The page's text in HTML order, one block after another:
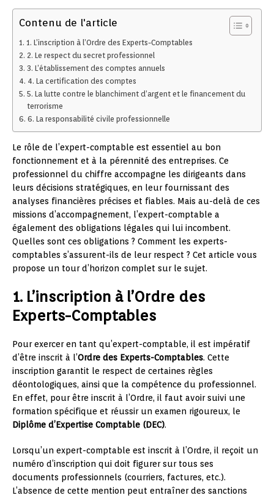
Contenu de l'article
1. L’inscription à l’Ordre des Experts-Comptables
2. Le respect du secret professionnel
3. L’établissement des comptes annuels
4. La certification des comptes
5. La lutte contre le blanchiment d’argent et le financement du
terrorisme
6. La responsabilité civile professionnelle
Le rôle de l’expert-comptable est essentiel au bon
fonctionnement et à la pérennité des entreprises. Ce
professionnel du chiffre accompagne les dirigeants dans
leurs décisions stratégiques, en leur fournissant des
analyses financières précises et fiables. Mais au-delà de ces
missions d’accompagnement, l’expert-comptable a
également des obligations légales qui lui incombent.
Quelles sont ces obligations ? Comment les experts-
comptables s’assurent-ils de leur respect ? Cet article vous
propose un tour d’horizon complet sur le sujet.
1. L’inscription à l’Ordre des
Experts-Comptables
Pour exercer en tant qu’expert-comptable, il est impératif
d’être inscrit à l’Ordre des Experts-Comptables. Cette
inscription garantit le respect de certaines règles
déontologiques, ainsi que la compétence du professionnel.
En effet, pour être inscrit à l’Ordre, il faut avoir suivi une
formation spécifique et réussir un examen rigoureux, le
Diplôme d’Expertise Comptable (DEC).
Lorsqu’un expert-comptable est inscrit à l’Ordre, il reçoit un
numéro d’inscription qui doit figurer sur tous ses
documents professionnels (courriers, factures, etc.).
L’absence de cette mention peut entraîner des sanctions